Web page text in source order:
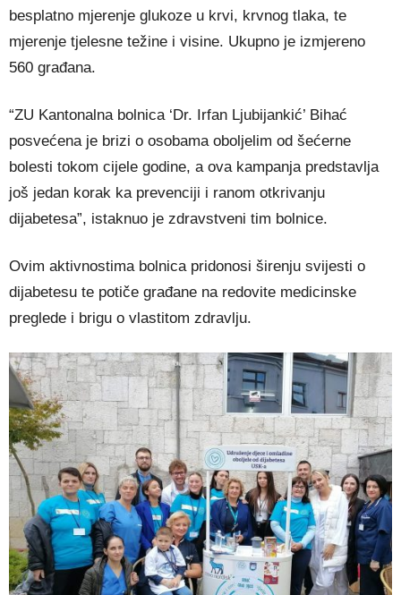
besplatno mjerenje glukoze u krvi, krvnog tlaka, te
mjerenje tjelesne težine i visine. Ukupno je izmjereno
560 građana.
“ZU Kantonalna bolnica ‘Dr. Irfan Ljubijankić’ Bihać
posvećena je brizi o osobama oboljelim od šećerne
bolesti tokom cijele godine, a ova kampanja predstavlja
još jedan korak ka prevenciji i ranom otkrivanju
dijabetesa”, istaknuo je zdravstveni tim bolnice.
Ovim aktivnostima bolnica pridonosi širenju svijesti o
dijabetesu te potiče građane na redovite medicinske
preglede i brigu o vlastitom zdravlju.